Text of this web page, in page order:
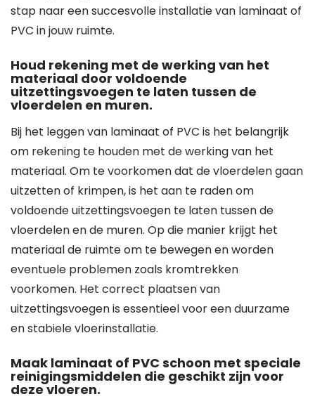
stap naar een succesvolle installatie van laminaat of
PVC in jouw ruimte.
Houd rekening met de werking van het
materiaal door voldoende
uitzettingsvoegen te laten tussen de
vloerdelen en muren.
Bij het leggen van laminaat of PVC is het belangrijk
om rekening te houden met de werking van het
materiaal. Om te voorkomen dat de vloerdelen gaan
uitzetten of krimpen, is het aan te raden om
voldoende uitzettingsvoegen te laten tussen de
vloerdelen en de muren. Op die manier krijgt het
materiaal de ruimte om te bewegen en worden
eventuele problemen zoals kromtrekken
voorkomen. Het correct plaatsen van
uitzettingsvoegen is essentieel voor een duurzame
en stabiele vloerinstallatie.
Maak laminaat of PVC schoon met speciale
reinigingsmiddelen die geschikt zijn voor
deze vloeren.